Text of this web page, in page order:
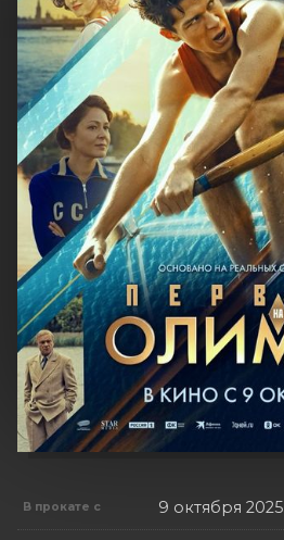
В прокате с 9 октября 2025